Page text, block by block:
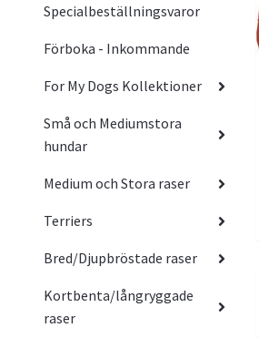
Specialbeställningsvaror
Förboka - Inkommande
For My Dogs Kollektioner
Små och Mediumstora
hundar
Medium och Stora raser
Terriers
Bred/Djupbröstade raser
Kortbenta/långryggade
raser